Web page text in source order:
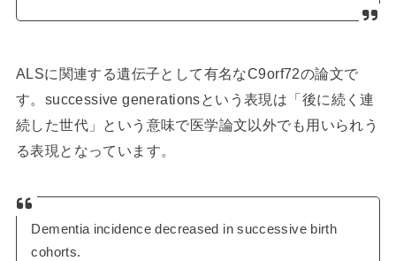
ALSに関連する遺伝子として有名なC9orf72の論文で
す。successive generationsという表現は「後に続く連
続した世代」という意味で医学論文以外でも用いられう
る表現となっています。
Dementia incidence decreased in successive birth
cohorts.